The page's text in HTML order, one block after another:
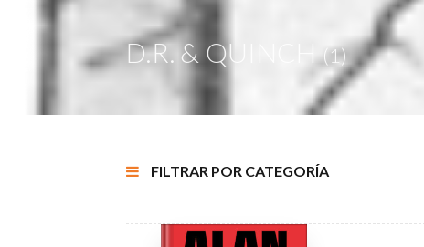
D.R. & QUINCH(1)
FILTRAR POR CATEGORÍA